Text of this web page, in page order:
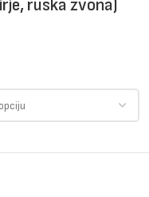
ruska zvona)